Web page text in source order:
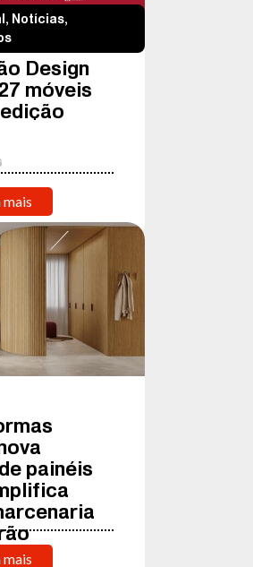
, Notícias,
Design
móveis
mais
painéis
mais